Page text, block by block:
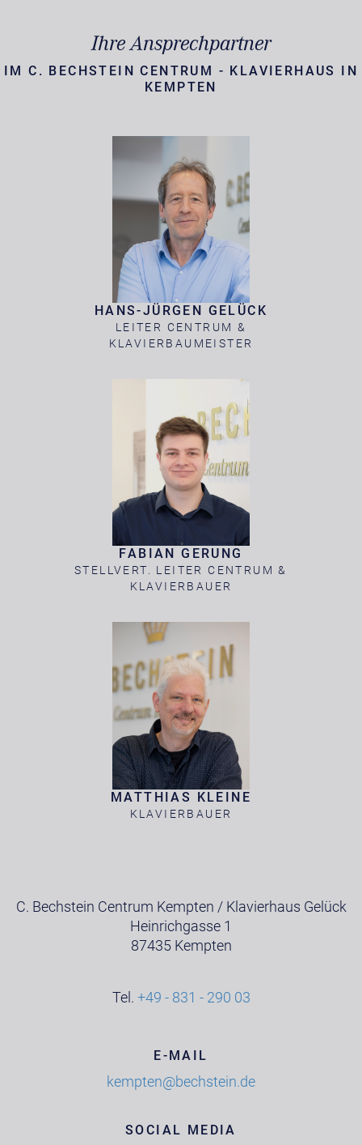
Ihre Ansprechpartner
IM C. BECHSTEIN CENTRUM - KLAVIERHAUS IN
KEMPTEN
HANS-JÜRGEN GELÜCK
LEITER CENTRUM &
KLAVIERBAUMEISTER
FABIAN GERUNG
STELLVERT. LEITER CENTRUM &
KLAVIERBAUER
MATTHIAS KLEINE
KLAVIERBAUER
C. Bechstein Centrum Kempten / Klavierhaus Gelück
Heinrichgasse 1
87435 Kempten
Tel. +49 - 831 - 290 03
E-MAIL
kempten@bechstein.de
SOCIAL MEDIA